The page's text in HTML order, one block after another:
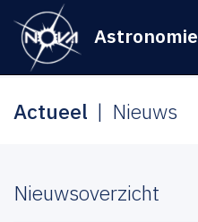
Astronomie
Actueel Nieuws
Nieuwsoverzicht